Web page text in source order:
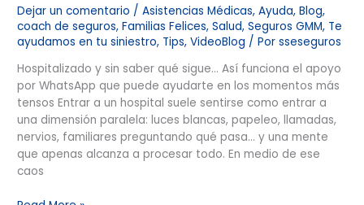
Dejar un comentario /Asistencias Médicas,Ayuda,Blog,
coach de seguros,Familias Felices,Salud,Seguros GMM, Te
ayudamos en tu siniestro, Tips,VideoBlog / Porsseseguros
Hospitalizado y sin saber qué sigue… Así funciona el apoyo
por WhatsApp que puede ayudarte en los momentos más
tensos Entrar a un hospital suele sentirse como entrar a
una dimensión paralela: luces blancas, papeleo, llamadas,
nervios, familiares preguntando qué pasa… y una mente
que apenas alcanza a procesar todo. En medio de ese
caos